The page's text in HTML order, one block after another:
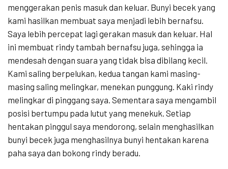
menggerakan penis masuk dan keluar. Bunyi becek yang
kami hasilkan membuat saya menjadi lebih bernafsu.
Saya lebih percepat lagi gerakan masuk dan keluar. Hal
ini membuat rindy tambah bernafsu juga, sehingga ia
mendesah dengan suara yang tidak bisa dibilang kecil.
Kami saling berpelukan, kedua tangan kami masing-
masing saling melingkar, menekan punggung. Kaki rindy
melingkar di pinggang saya. Sementara saya mengambil
posisi bertumpu pada lutut yang menekuk. Setiap
hentakan pinggul saya mendorong, selain menghasilkan
bunyi becek juga menghasilnya bunyi hentakan karena
paha saya dan bokong rindy beradu.